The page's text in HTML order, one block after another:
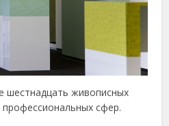
шестнадцать живописных
сфер.